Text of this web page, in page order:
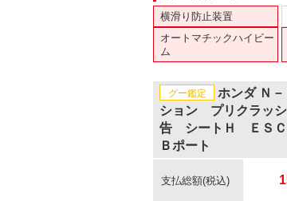
横滑り防止装置
オートマチックハイビー
ム
グー鑑定
ホンダ Ｎ
ション プリクラッ
告 シートＨ ＥＳＣ
Ｂポート
支払総額(税込)